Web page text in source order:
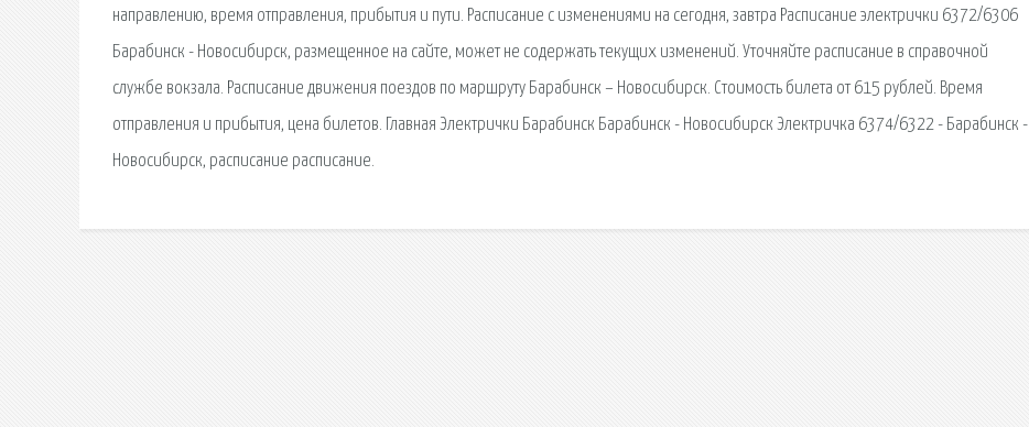
направлению, время отправления, прибытия и пути. Расписание с изменениями на сегодня, завтра Расписание электрички 6372/6306
Барабинск - Новосибирск, размещенное на сайте, может не содержать текущих изменений. Уточняйте расписание в справочной
службе вокзала. Расписание движения поездов по маршруту Барабинск – Новосибирск. Стоимость билета от 615 рублей. Время
отправления и прибытия, цена билетов. Главная Электрички Барабинск Барабинск - Новосибирск Электричка 6374/6322 - Барабинск -
Новосибирск, расписание расписание.